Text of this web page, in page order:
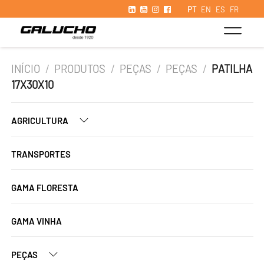
PT EN ES FR
INÍCIO / PRODUTOS / PEÇAS / PEÇAS / PATILHA
17X30X10
AGRICULTURA
TRANSPORTES
GAMA FLORESTA
GAMA VINHA
PEÇAS